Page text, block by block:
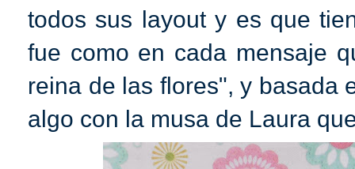
todos sus layout y es que
fue como en cada mensaje
reina de las flores", y basada
algo con la musa de Laura